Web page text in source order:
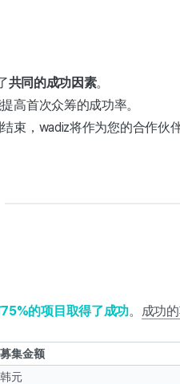
共同的成功因素。
提高首次众筹的成功率。
束，wadiz将作为您的合作伙
的项目取得了成功。 成功
集金额
元